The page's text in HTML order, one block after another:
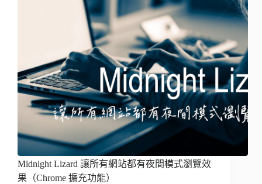
Midnight Lizard 讓所有網站都有夜間模式瀏覽效
果（Chrome 擴充功能）